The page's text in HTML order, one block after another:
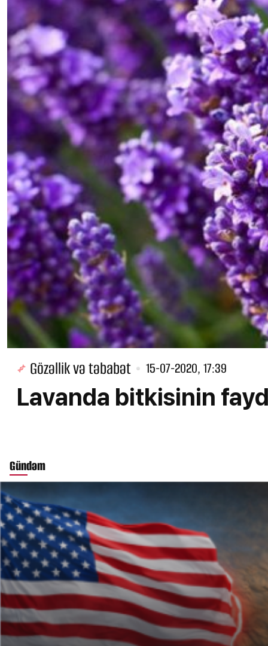
Gözəllik və təbabət 15-07-2020, 17:39
Lavanda bitkisinin
Gündəm